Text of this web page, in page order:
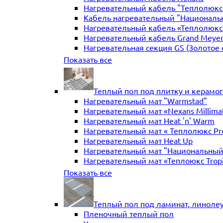
Нагревательный кабель
Кабель нагревательный
Нагревательный кабель
Нагревательный кабель Grand Meyer
Нагревательная секция GS (Золотое
Нагревательная секция "Теплый
Показать все
Теплый пол под плитку и
Нагревательный мат "Warmstad"
Нагревательный мат «Nexans
Нагревательный мат Heat 'n' Warm
Нагревательный мат « Теплолюкс
Нагревательный мат Heat Up
Нагревательный мат
Нагревательный мат «Теплоюкс
Нагревательный мат Electrolux
Нагревательные маты Золотое
Нагревательный мат "Теплый пол
Нагревательный мат WarmeEnergie
Мат нагревательный "Теплолюкс"
Показать все
Теплый пол под ламинат,
Пленочный теплый пол